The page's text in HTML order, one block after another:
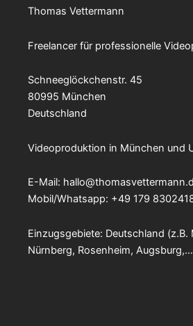
Thomas Vettermann
Freelancer für professionelle
Schneeglöckchenstr. 45
80995 München
Deutschland
Videoproduktion in München und
E-Mail:
Mobil/Whatsapp: +49 179
Einzugsgebiete: Deutschland
Nürnberg, Rosenheim,